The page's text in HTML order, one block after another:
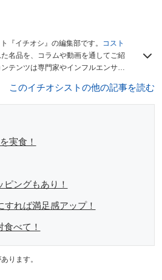
『イチオシ』の編集部です。
コスト
名品を、コラムや動画を通してご紹
テンツは専門家やインフルエンサー
このイチオシストの他の記事を読む
実食！
ングもあり！
れば満足感アップ！
べて！
ります。